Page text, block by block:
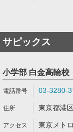
サピックス
小学部 白金高輪校
03-3280-
東京都港
東京メト